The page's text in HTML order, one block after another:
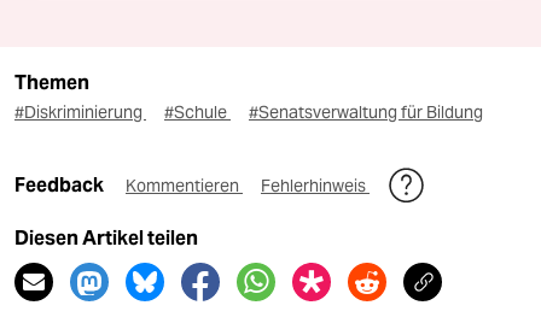
Themen
#Diskriminierung #Schule #Senatsverwaltung für Bildung
Feedback Kommentieren Fehlerhinweis
Diesen Artikel teilen